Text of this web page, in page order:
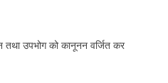
उपभोग को कानूनन वर्जित कर